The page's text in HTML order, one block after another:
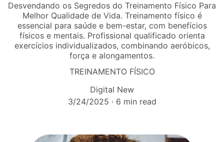
Desvendando os Segredos do Treinamento Físico Para
Melhor Qualidade de Vida. Treinamento físico é
essencial para saúde e bem-estar, com benefícios
físicos e mentais. Profissional qualificado orienta
exercícios individualizados, combinando aeróbicos,
força e alongamentos.
TREINAMENTO FÍSICO
Digital New
3/24/2025
6 min read